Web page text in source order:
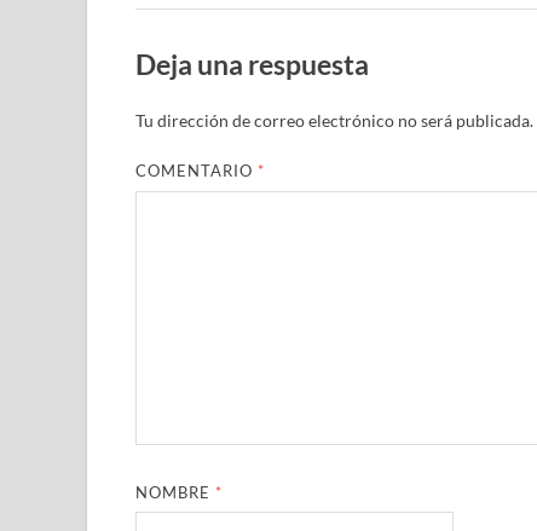
Deja una respuesta
Tu dirección de correo electrónico no será publicada.
COMENTARIO *
NOMBRE *